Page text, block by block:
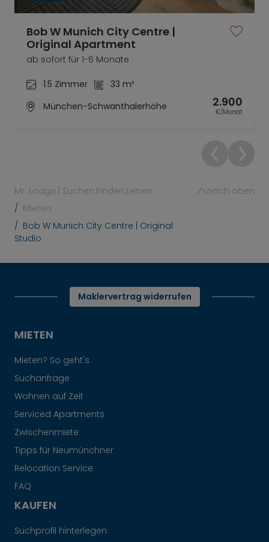
Bob W Munich City Centre |
Original Apartment
ab sofort für 1-6 Monate
1.5 Zimmer
33 m²
München-Schwanthalerhöhe
2.900
€/Monat
Mr. Lodge | Suchen.Finden.Leben.
Mieten
Bob W Munich City Centre | Original
Studio
nach oben
Maklervertrag widerrufen
MIETEN
Mieten? So geht's
Suchanfrage
Wohnen auf Zeit
Serviced Apartments
Zwischenmiete
Tipps für Neumünchner
Relocation Service
FAQ
KAUFEN
Suchprofil hinterlegen